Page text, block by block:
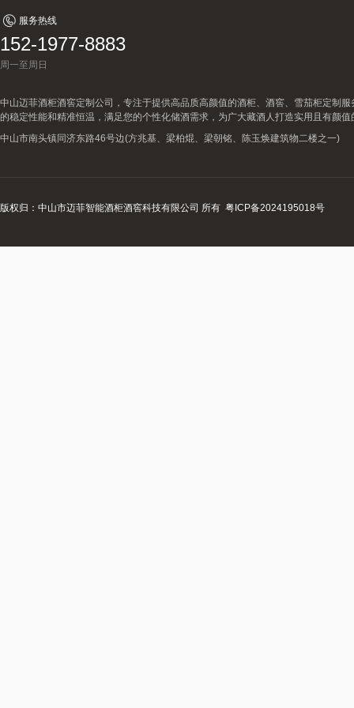
服务热线
152-1977-8883
周一至周日
中山迈菲酒柜酒窖定制公司，专注于提供高品质高颜值的酒柜、酒窖、雪茄柜定制
的稳定性能和精准恒温，满足您的个性化储酒需求，为广大藏酒人打造实用且有颜值
中山市南头镇同济东路46号边(方兆基、梁柏焜、梁朝铭、陈玉焕建筑物二楼之一)
版权归：中山市迈菲智能酒柜酒窖科技有限公司 所有 粤ICP备2024195018号